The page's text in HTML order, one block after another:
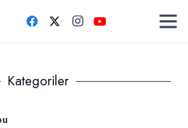
Kategoriler